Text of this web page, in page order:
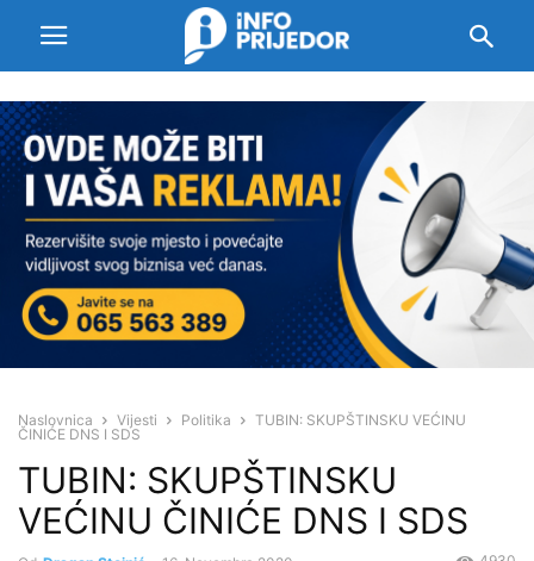
Naslovnica Vijesti Politika
TUBIN: SKUPŠTINSKU VEĆINU
ČINIĆE DNS I SDS
TUBIN: SKUPŠTINSKU
VEĆINU ČINIĆE DNS I SDS